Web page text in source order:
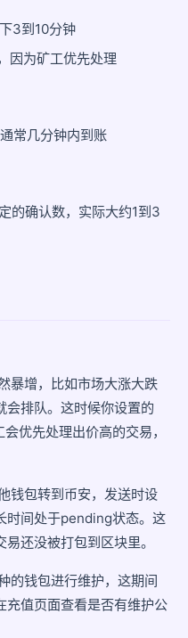
3到10分钟
因为矿工优先处理
常几分钟内到账
的确认数，实际大约1到3
暴增，比如市场大涨大跌
会排队。这时候你设置的
优先处理出价高的交易，
钱包转到币安，发送时设
时间处于pending状态。这
还没被打包到区块里。
的钱包进行维护，这期间
充值页面查看是否有维护公